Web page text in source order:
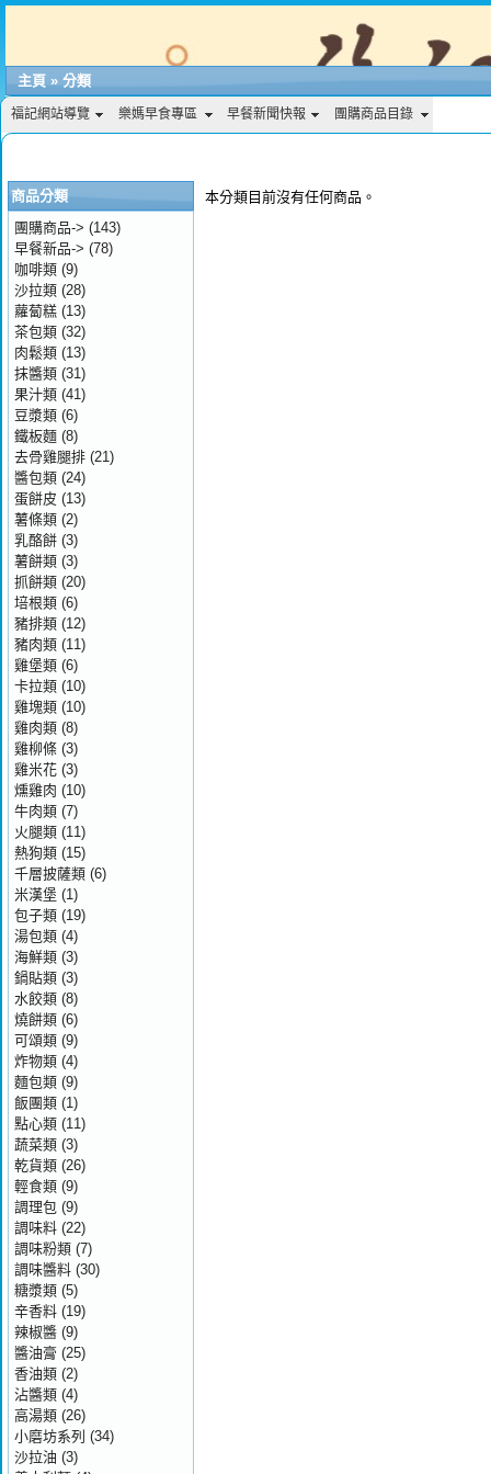
主頁 » 分類
福記網站導覽 樂媽早食專區 早餐新聞快報 團購商品目錄
本分類目前沒有任何商品。
商品分類
團購商品-> (143)
早餐新品-> (78)
咖啡類 (9)
沙拉類 (28)
蘿蔔糕 (13)
茶包類 (32)
肉鬆類 (13)
抹醬類 (31)
果汁類 (41)
豆漿類 (6)
鐵板麵 (8)
去骨雞腿排 (21)
醬包類 (24)
蛋餅皮 (13)
薯條類 (2)
乳酪餅 (3)
薯餅類 (3)
抓餅類 (20)
培根類 (6)
豬排類 (12)
豬肉類 (11)
雞堡類 (6)
卡拉類 (10)
雞塊類 (10)
雞肉類 (8)
雞柳條 (3)
雞米花 (3)
燻雞肉 (10)
牛肉類 (7)
火腿類 (11)
熱狗類 (15)
千層披薩類 (6)
米漢堡 (1)
包子類 (19)
湯包類 (4)
海鮮類 (3)
鍋貼類 (3)
水餃類 (8)
燒餅類 (6)
可頌類 (9)
炸物類 (4)
麵包類 (9)
飯團類 (1)
點心類 (11)
蔬菜類 (3)
乾貨類 (26)
輕食類 (9)
調理包 (9)
調味料 (22)
調味粉類 (7)
調味醬料 (30)
糖漿類 (5)
辛香料 (19)
辣椒醬 (9)
醬油膏 (25)
香油類 (2)
沾醬類 (4)
高湯類 (26)
小磨坊系列 (34)
沙拉油 (3)